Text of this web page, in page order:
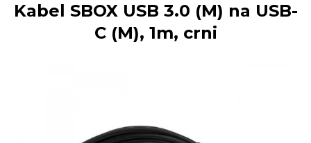
Kabel SBOX USB 3.0 (M) na USB-
C (M), 1m, crni